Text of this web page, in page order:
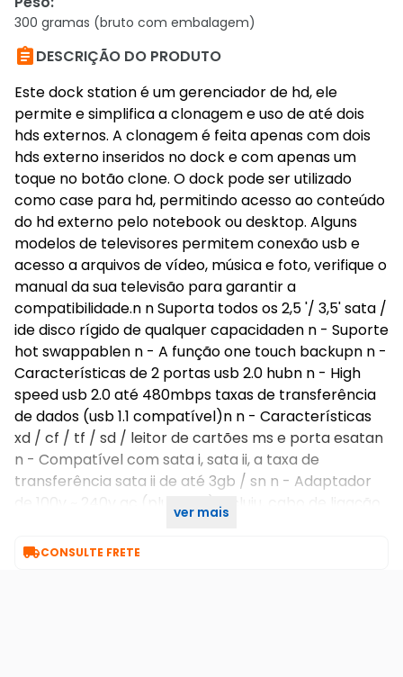
300 gramas (bruto com embalagem)
DESCRIÇÃO DO PRODUTO
Este dock station é um gerenciador de hd, ele
permite e simplifica a clonagem e uso de até dois
hds externos. A clonagem é feita apenas com dois
hds externo inseridos no dock e com apenas um
toque no botão clone. O dock pode ser utilizado
como case para hd, permitindo acesso ao conteúdo
do hd externo pelo notebook ou desktop. Alguns
modelos de televisores permitem conexão usb e
acesso a arquivos de vídeo, música e foto, verifique o
manual da sua televisão para garantir a
compatibilidade.n n Suporta todos os 2,5 '/ 3,5' sata /
ide disco rígido de qualquer capacidaden n - Suporte
hot swappablen n - A função one touch backupn n -
Características de 2 portas usb 2.0 hubn n - High
speed usb 2.0 até 480mbps taxas de transferência
de dados (usb 1.1 compatível)n n - Características
xd / cf / tf / sd / leitor de cartões ms e porta esatan
n - Compatível com sata i, sata ii, a taxa de
transferência sata ii de até 3gb / sn n - Adaptador
de 100v ~ 240v ac (plug eua) incluiu, cabo de ligação
ver mais
CONSULTE FRETE